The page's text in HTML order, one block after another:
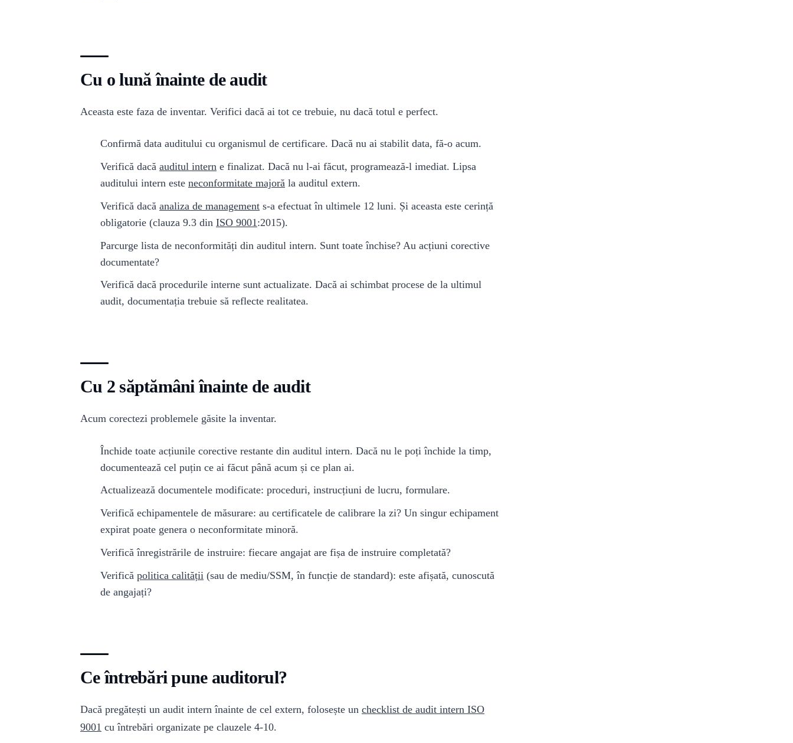
Cu o lună înainte de audit
Aceasta este faza de inventar. Verifici dacă ai tot ce trebuie, nu dacă totul e perfect.
Confirmă data auditului cu organismul de certificare. Dacă nu ai stabilit data, fă-o acum.
Verifică dacă auditul intern e finalizat. Dacă nu l-ai făcut, programează-l imediat. Lipsa
auditului intern este neconformitate majoră la auditul extern.
Verifică dacă analiza de management s-a efectuat în ultimele 12 luni. Și aceasta este cerință
obligatorie (clauza 9.3 din ISO 9001 :2015).
Parcurge lista de neconformități din auditul intern. Sunt toate închise? Au acțiuni corective
documentate?
Verifică dacă procedurile interne sunt actualizate. Dacă ai schimbat procese de la ultimul
audit, documentația trebuie să reflecte realitatea.
Cu 2 săptămâni înainte de audit
Acum corectezi problemele găsite la inventar.
Închide toate acțiunile corective restante din auditul intern. Dacă nu le poți închide la timp,
documentează cel puțin ce ai făcut până acum și ce plan ai.
Actualizează documentele modificate: proceduri, instrucțiuni de lucru, formulare.
Verifică echipamentele de măsurare: au certificatele de calibrare la zi? Un singur echipament
expirat poate genera o neconformitate minoră.
Verifică înregistrările de instruire: fiecare angajat are fișa de instruire completată?
Verifică politica calității (sau de mediu/SSM, în funcție de standard): este afișată, cunoscută
de angajați?
Ce întrebări pune auditorul?
Dacă pregătești un audit intern înainte de cel extern, folosește un checklist de audit intern ISO
9001 cu întrebări organizate pe clauzele 4-10.